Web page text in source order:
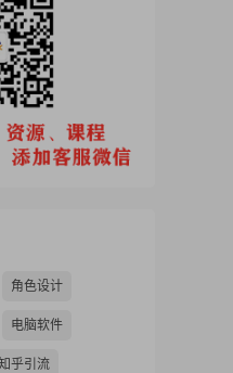
角色设计
电脑软件
乎引流